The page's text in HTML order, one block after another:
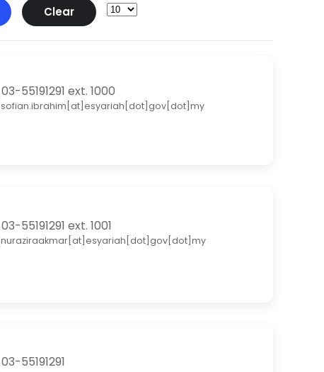
Clear
03-55191291 ext. 1000
sofian.ibrahim[at]esyariah[dot]gov[dot]my
03-55191291 ext. 1001
nuraziraakmar[at]esyariah[dot]gov[dot]my
03-55191291